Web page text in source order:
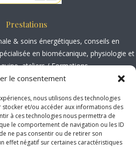
le consentement
nous utilisons des technologies
et/ou accéder aux informations des
à ces technologies nous permettra de
le comportement de navigation ou les ID
ne pas consentir ou de retirer son
effet négatif sur certaines caractéristiques
Prestations
& soins énergétiques, conseils en
en biomécanique, physiologie et
,ateliers / Formations.
consommation-smp.fr
Sangnier, 33130 Bègles
Localisation